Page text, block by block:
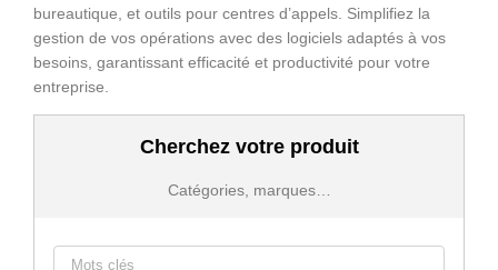
bureautique, et outils pour centres d’appels. Simplifiez la
gestion de vos opérations avec des logiciels adaptés à vos
besoins, garantissant efficacité et productivité pour votre
entreprise.
Cherchez votre produit
Catégories, marques…